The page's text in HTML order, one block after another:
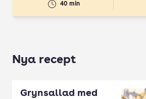
40 min
Nya recept
Grynsallad med